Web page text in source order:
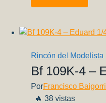
X1
Glennis
Parte
3
Rincón del Modelista
Bf 109K-4 –
PorFrancisco
🔥 38 vistas